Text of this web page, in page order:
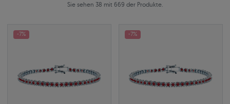
Sie sehen 38 mit 669 der Produkte.
-7% -7%